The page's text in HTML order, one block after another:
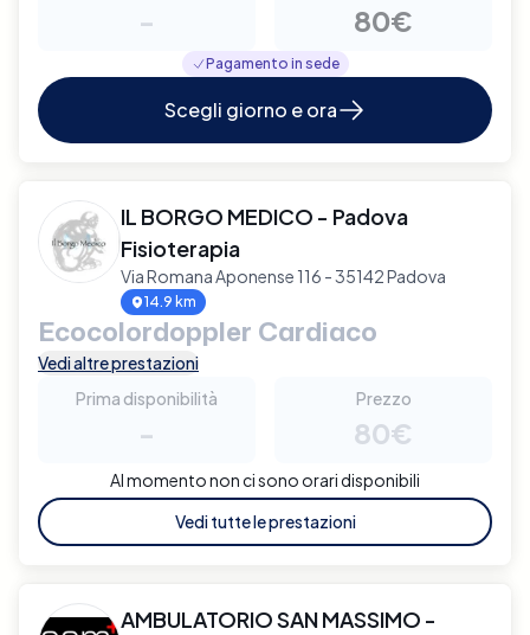
- 80€
Pagamento in sede
Scegli giorno e ora
IL BORGO MEDICO - Padova
Fisioterapia
Via Romana Aponense 116 - 35142 Padova
14.9 km
Ecocolordoppler Cardiaco
Vedi altre prestazioni
Prima disponibilità
-
Prezzo
80€
Al momento non ci sono orari disponibili
Vedi tutte le prestazioni
AMBULATORIO SAN MASSIMO -